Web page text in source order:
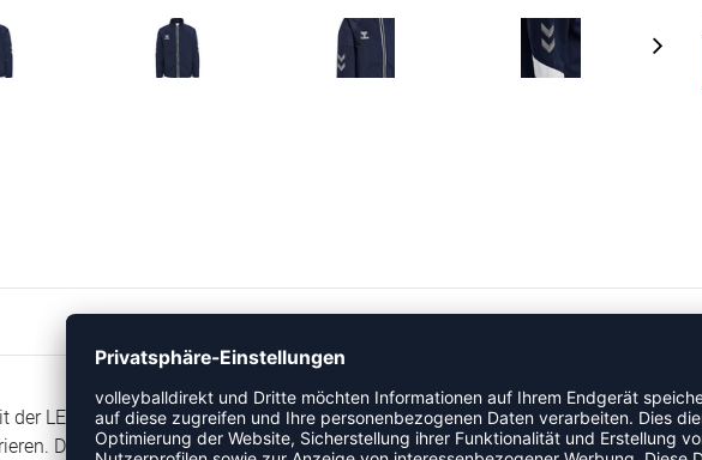
der LEAD TRAINING JACKET bist du zu jeder Zeit richtig gekleidet und kannst
Die BEECOOL Technologie sorgt dabei jederzeit für eine angenehme